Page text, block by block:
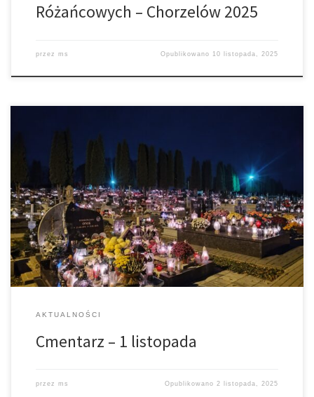
Różańcowych – Chorzelów 2025
przez ms Opublikowano 10 listopada, 2025
Biskup tarnowski Andrzej Jeż podkreśla wartość modlitwy za
zmarłych. – Te dni listopadowe uświadamiają nam, że wspólnota
rodzinna, sąsiedzka, przyjaciół, mimo tego, że została w jakiś
sposób rozbita przez śmierć, to ona nadal trwa w innej
rzeczywistości. My możemy im pomóc wejść w głęboką relację z
Bogiem, tą ostateczną, pokonując […]
AKTUALNOŚCI
Cmentarz – 1 listopada
przez ms Opublikowano 2 listopada, 2025